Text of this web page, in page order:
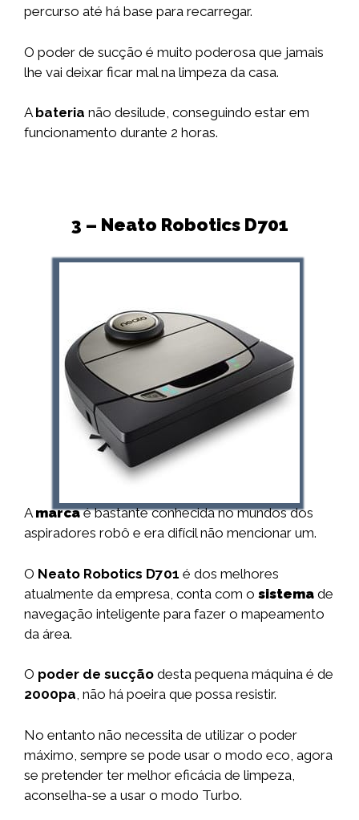
percurso até há base para recarregar.
O poder de sucção é muito poderosa que jamais
lhe vai deixar ficar mal na limpeza da casa.
A bateria não desilude, conseguindo estar em
funcionamento durante 2 horas.
3 – Neato Robotics D701
A marcaé bastante conhecida no mundos dos
aspiradores robô e era difícil não mencionar um.
O Neato Robotics D701 é dos melhores
atualmente da empresa, conta com o sistema de
navegação inteligente para fazer o mapeamento
da área.
O poder de sucção desta pequena máquina é de
2000pa, não há poeira que possa resistir.
No entanto não necessita de utilizar o poder
máximo, sempre se pode usar o modo eco, agora
se pretender ter melhor eficácia de limpeza,
aconselha-se a usar o modo Turbo.